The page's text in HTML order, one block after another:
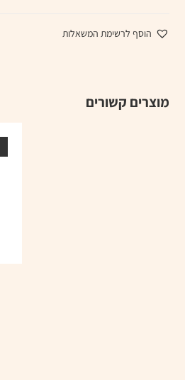
הוסף לרשימת המשאלות
מוצרים קשורים